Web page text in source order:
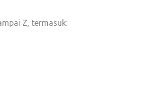
Z, termasuk: